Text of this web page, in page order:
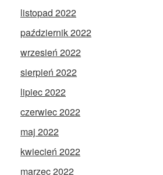
listopad 2022
październik 2022
wrzesień 2022
sierpień 2022
lipiec 2022
czerwiec 2022
maj 2022
kwiecień 2022
marzec 2022